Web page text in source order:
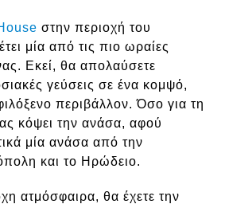
στην περιοχή του
μία από τις πιο ωραίες
Εκεί, θα απολαύσετε
γεύσεις σε ένα κομψό,
περιβάλλον. Όσο για τη
κόψει την ανάσα, αφού
μία ανάσα από την
και το Ηρώδειο.
ατμόσφαιρα, θα έχετε την